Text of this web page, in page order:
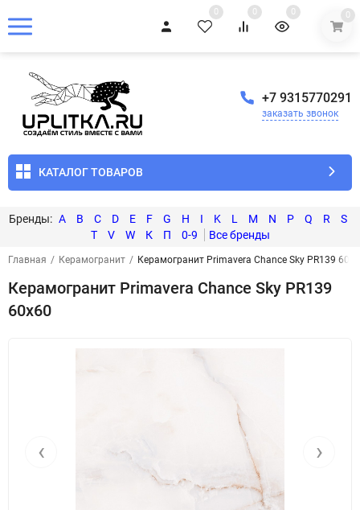
0 0 0 0
+7 9315770291
заказать звонок
КАТАЛОГ ТОВАРОВ
A B C D E F G H I K L M N P Q R
S
T
V W К П 0-9
Главная / Керамогранит / Керамогранит Primavera Chance Sky PR139
Керамогранит Primavera Chance Sky PR139
60x60
‹ ›